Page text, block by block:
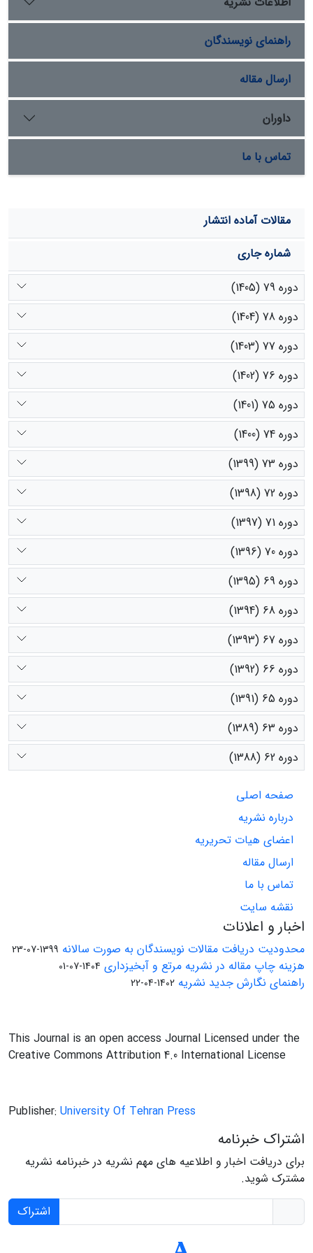
این حوضه متوسط و فرسایش غالب منطقه هم از نوع سطحی
است. میزان تولید رسوب در واحد سطح در حوضه دشت‌روم
53/133 و در حوضه کره 347 مترمعکب در سال است.
راهنمای نویسندگان
ارسال مقاله
داوران
تماس با ما
مقالات آماده انتشار
شماره جاری
دوره 79 (1405)
دوره 78 (1404)
دوره 77 (1403)
دوره 76 (1402)
دوره 75 (1401)
دوره 74 (1400)
دوره 73 (1399)
دوره 72 (1398)
دوره 71 (1397)
دوره 70 (1396)
دوره 69 (1395)
دوره 68 (1394)
دوره 67 (1393)
دوره 66 (1392)
دوره 65 (1391)
دوره 63 (1389)
دوره 62 (1388)
صفحه اصلی
درباره نشریه
اعضای هیات تحریریه
ارسال مقاله
تماس با ما
نقشه سایت
اخبار و اعلانات
محدودیت دریافت مقالات نویسندگان به صورت سالانه 1399-07-23
هزینه چاپ مقاله در نشریه مرتع و آبخیزداری 1404-07-01
راهنمای نگارش جدید نشریه 1402-04-22
This Journal is an open access Journal Licensed under the
Creative Commons Attribution 4.0 International License
Publisher: University Of Tehran Press
اشتراک خبرنامه
برای دریافت اخبار و اطلاعیه های مهم نشریه در خبرنامه نشریه
مشترک شوید.
اشتراک